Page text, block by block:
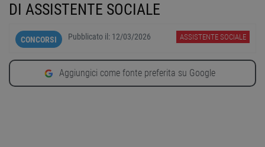
DI ASSISTENTE SOCIALE
CONCORSI Pubblicato il: 12/03/2026 ASSISTENTE SOCIALE
Aggiungici come fonte preferita su Google